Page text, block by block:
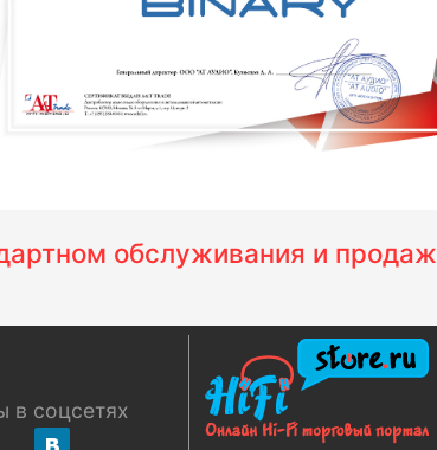
обслуживания и продаж
в соцсетях